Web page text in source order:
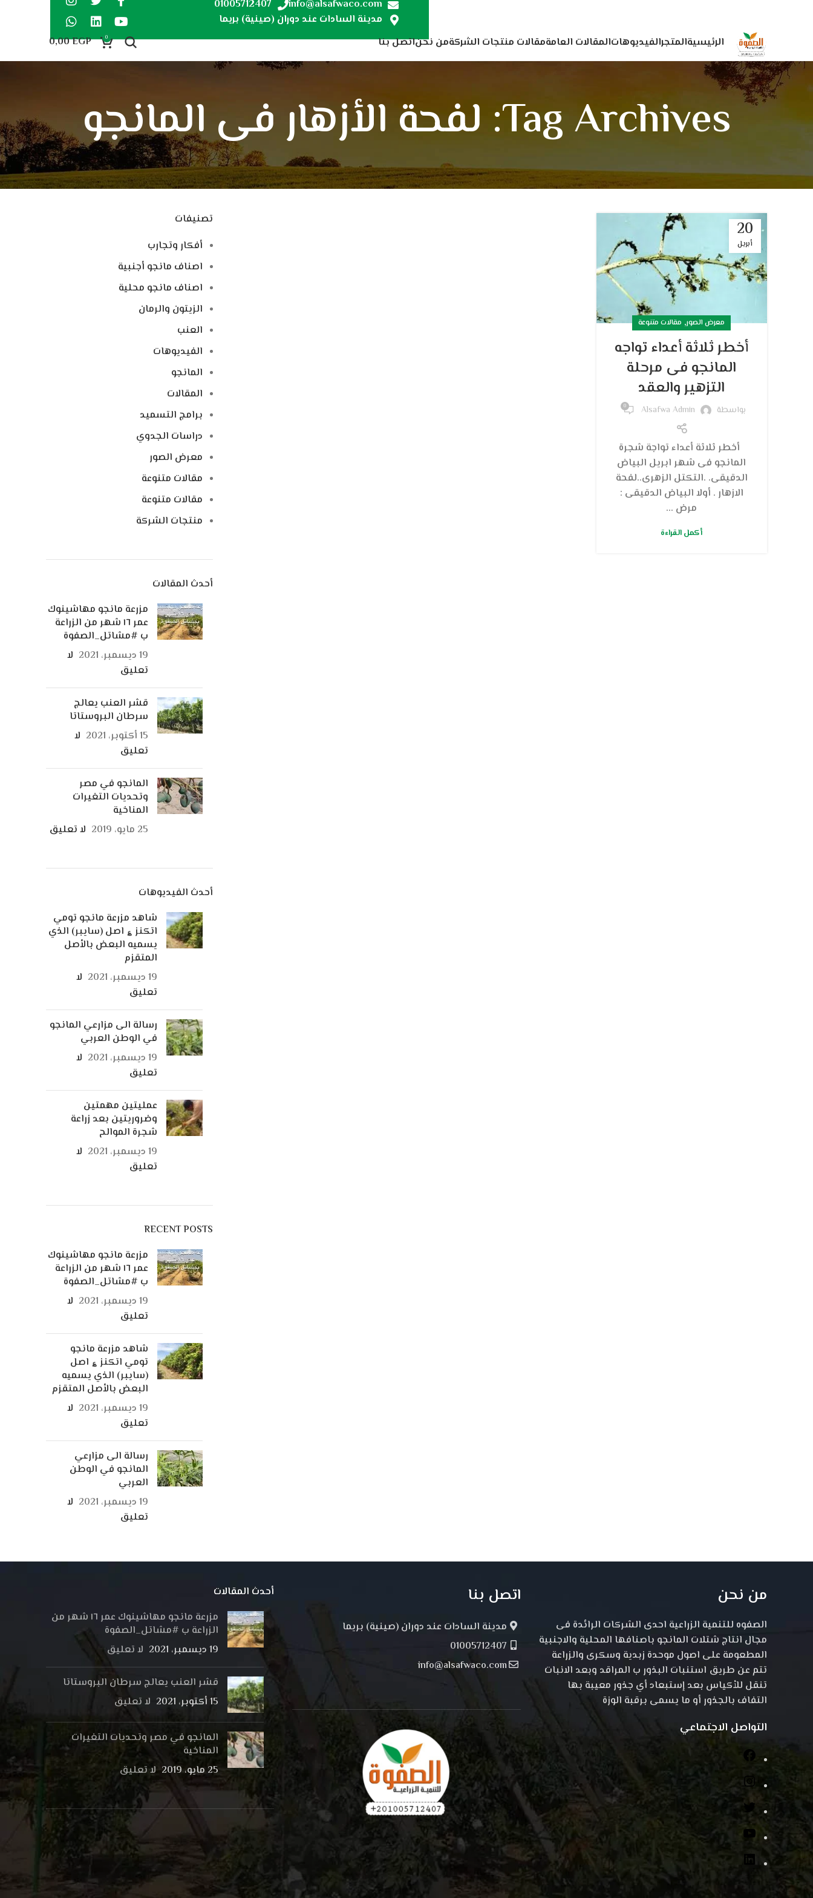
info@alsafwaco.com
01005712407
مدينة السادات عند دوران (صينية) بريما
الرئيسيةالمتجرالفيديوهاتالمقالات العامةمقالات منتجات الشركةمن نحناتصل بنا 0
0,00EGP
Tag Archives: لفحة الأزهار فى المانجو
20
أبريل
معرض الصور, مقالات متنوعة
أخطر ثلاثة أعداء تواجه
المانجو فى مرحلة
التزهير والعقد
بواسطة Alsafwa Admin
0
أخطر ثلاثة أعداء تواجة شجرة
المانجو فى شهر ابريل البياض
الدقيقى. .التكتل الزهرى..لفحة
الازهار . أولا البياض الدقيقى :
مرض ...
أكمل القراءة
تصنيفات
أفكار وتجارب
اصناف مانجو أجنبية
اصناف مانجو محلية
الزيتون والرمان
العنب
الفيديوهات
المانجو
المقالات
برامج التسميد
دراسات الجدوي
معرض الصور
مقالات متنوعة
مقالات متنوعة
منتجات الشركة
أحدث المقالات
مزرعة مانجو مهاشينوك
عمر ١٦ شهر من الزراعة
ب #مشاتل_الصفوة
19 ديسمبر، 2021
لا
تعليق
قشر العنب يعالج
سرطان البروستاتا
15 أكتوبر، 2021
لا
تعليق
المانجو في مصر
وتحديات التغيرات
المناخية
25 مايو، 2019
لا تعليق
أحدث الفيديوهات
شاهد مزرعة مانجو تومي
اتكنز ؏ اصل (سايبر) الذي
يسميه البعض بالأصل
المتقزم
19 ديسمبر، 2021
لا
تعليق
رسالة الى مزارعي المانجو
في الوطن العربي
19 ديسمبر، 2021
لا
تعليق
عمليتين مهمتين
وضروريتين بعد زراعة
شجرة الموالح
19 ديسمبر، 2021
لا
تعليق
RECENT POSTS
مزرعة مانجو مهاشينوك
عمر ١٦ شهر من الزراعة
ب #مشاتل_الصفوة
19 ديسمبر، 2021
لا
تعليق
شاهد مزرعة مانجو
تومي اتكنز ؏ اصل
(سايبر) الذي يسميه
البعض بالأصل المتقزم
19 ديسمبر، 2021
لا
تعليق
رسالة الى مزارعي
المانجو في الوطن
العربي
19 ديسمبر، 2021
لا
تعليق
من نحن
الصفوه للتنمية الزراعية احدى الشركات الرائدة فى
مجال انتاج شتلات المانجو باصنافها المحلية والاجنبية
المطعومة على اصول موحدة زبدية وسكرى والزراعة
تتم عن طريق استنبات البذور ب المراقد وبعد الانبات
تنقل للأكياس بعد إستبعاد أي جذور معيبة بها
التفاف بالجذور أو ما يسمى برقبة الوزة
التواصل الاجتماعي
اتصل بنا
مدينة السادات عند دوران (صينية) بريما
info@alsafwaco.com
أحدث المقالات
مزرعة مانجو مهاشينوك عمر ١٦ شهر من
الزراعة ب #مشاتل_الصفوة
19 ديسمبر، 2021
لا تعليق
قشر العنب يعالج سرطان البروستاتا
15 أكتوبر، 2021
لا تعليق
المانجو في مصر وتحديات التغيرات
المناخية
25 مايو، 2019
لا تعليق